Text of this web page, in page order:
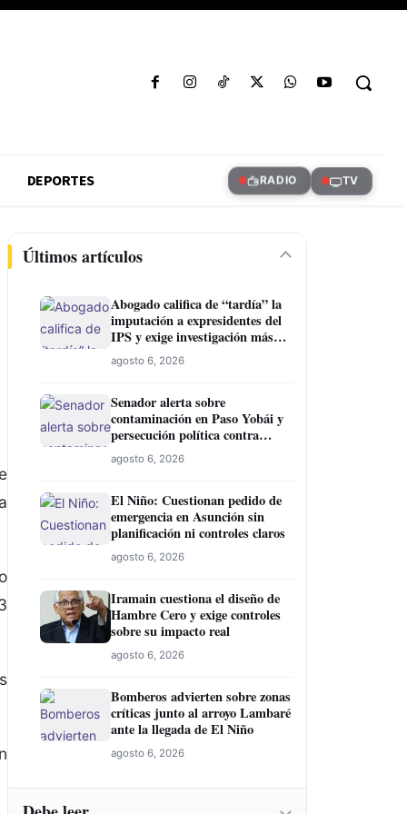
DEPORTES RADIO TV
Últimos artículos
Abogado califica de “tardía” la
imputación a expresidentes del
IPS y exige investigación más
amplia
agosto 6, 2026
Senador alerta sobre
contaminación en Paso Yobái y
persecución política contra
Miguel Prieto
agosto 6, 2026
El Niño: Cuestionan pedido de
emergencia en Asunción sin
planificación ni controles claros
agosto 6, 2026
Iramain cuestiona el diseño de
Hambre Cero y exige controles
sobre su impacto real
agosto 6, 2026
Bomberos advierten sobre zonas
críticas junto al arroyo Lambaré
ante la llegada de El Niño
agosto 6, 2026